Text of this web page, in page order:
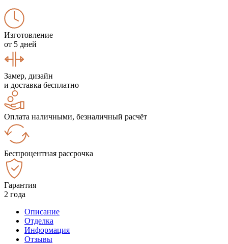
Изготовление
от 5 дней
Замер, дизайн
и доставка бесплатно
Оплата наличными, безналичный расчёт
Беспроцентная рассрочка
Гарантия
2 года
Описание
Отделка
Информация
Отзывы